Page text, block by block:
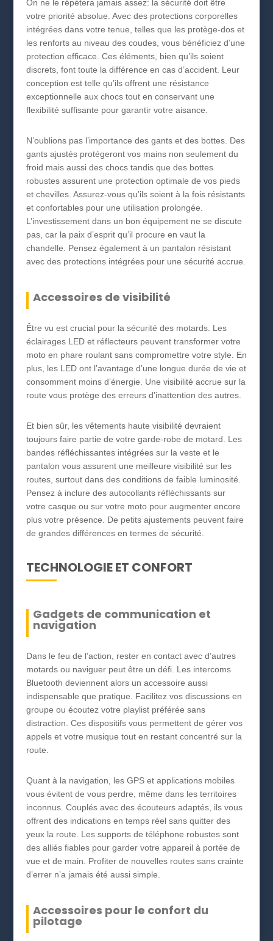
On ne le répètera jamais assez: la sécurité doit être
votre priorité absolue. Avec des protections corporelles
intégrées dans votre tenue, telles que les protège-dos et
les renforts au niveau des coudes, vous bénéficiez d’une
protection efficace. Ces éléments, bien qu’ils soient
discrets, font toute la différence en cas d’accident. Leur
conception est telle qu’ils offrent une résistance
exceptionnelle aux chocs tout en conservant une
flexibilité suffisante pour garantir votre aisance.
N’oublions pas l’importance des gants et des bottes. Des
gants ajustés protégeront vos mains non seulement du
froid mais aussi des chocs tandis que des bottes
robustes assurent une protection optimale de vos pieds
et chevilles. Assurez-vous qu’ils soient à la fois résistants
et confortables pour une utilisation prolongée.
L’investissement dans un bon équipement ne se discute
pas, car la paix d’esprit qu’il procure en vaut la
chandelle. Pensez également à un pantalon résistant
avec des protections intégrées pour une sécurité accrue.
Accessoires de visibilité
Être vu est crucial pour la sécurité des motards. Les
éclairages LED et réflecteurs peuvent transformer votre
moto en phare roulant sans compromettre votre style. En
plus, les LED ont l’avantage d’une longue durée de vie et
consomment moins d’énergie. Une visibilité accrue sur la
route vous protège des erreurs d’inattention des autres.
Et bien sûr, les vêtements haute visibilité devraient
toujours faire partie de votre garde-robe de motard. Les
bandes réfléchissantes intégrées sur la veste et le
pantalon vous assurent une meilleure visibilité sur les
routes, surtout dans des conditions de faible luminosité.
Pensez à inclure des autocollants réfléchissants sur
votre casque ou sur votre moto pour augmenter encore
plus votre présence. De petits ajustements peuvent faire
de grandes différences en termes de sécurité.
TECHNOLOGIE ET CONFORT
Gadgets de communication et
navigation
Dans le feu de l’action, rester en contact avec d’autres
motards ou naviguer peut être un défi. Les intercoms
Bluetooth deviennent alors un accessoire aussi
indispensable que pratique. Facilitez vos discussions en
groupe ou écoutez votre playlist préférée sans
distraction. Ces dispositifs vous permettent de gérer vos
appels et votre musique tout en restant concentré sur la
route.
Quant à la navigation, les GPS et applications mobiles
vous évitent de vous perdre, même dans les territoires
inconnus. Couplés avec des écouteurs adaptés, ils vous
offrent des indications en temps réel sans quitter des
yeux la route. Les supports de téléphone robustes sont
des alliés fiables pour garder votre appareil à portée de
vue et de main. Profiter de nouvelles routes sans crainte
d’errer n’a jamais été aussi simple.
Accessoires pour le confort du
pilotage